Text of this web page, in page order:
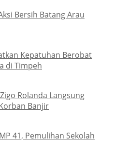
Bersih Batang Arau
Kepatuhan Berobat
di Timpeh
Rolanda Langsung
Banjir
41, Pemulihan Sekolah